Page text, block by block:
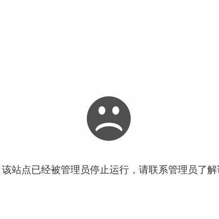
站点已经被管理员停止运行，请联系管理员了